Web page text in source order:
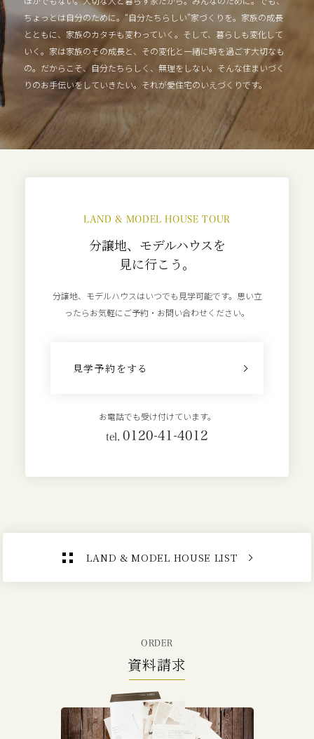
ちょっとは自分のために。“自分たちらしい”家づくりを。家族の成長
とともに、家族のカタチも変わっていく。そして、暮らしも変化して
いく。家は家族のその成長と、その変化と一緒に時を過ごす大切なも
の。だからこそ、自分たちらしく、無理をしない。そんな住まいづく
りのお手伝いをしていきたい。それが愛住宅のいえづくりです。
LAND & MODEL HOUSE TOUR
分譲地、モデルハウスを
見に行こう。
分譲地、モデルハウスはいつでも見学可能です。 思い立
ったらお気軽にご予約・お問い合わせください。
見学予約をする
お電話でも受け付けています。
tel. 0120-41-4012
LAND & MODEL HOUSE LIST
ORDER
資料請求